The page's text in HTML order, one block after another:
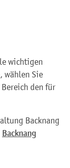
wichtigen
wählen Sie
den für
Backnang
Backnang